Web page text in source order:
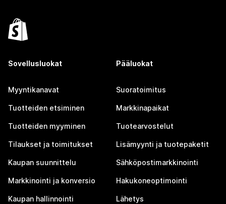
Sovellusluokat
Myyntikanavat
Tuotteiden etsiminen
Tuotteiden myyminen
Tilaukset ja toimitukset
Kaupan suunnittelu
Markkinointi ja konversio
Kaupan hallinnointi
Pääluokat
Suoratoimitus
Markkinapaikat
Tuotearvostelut
Lisämyynti ja tuotepaketit
Sähköpostimarkkinointi
Hakukoneoptimointi
Lähetys